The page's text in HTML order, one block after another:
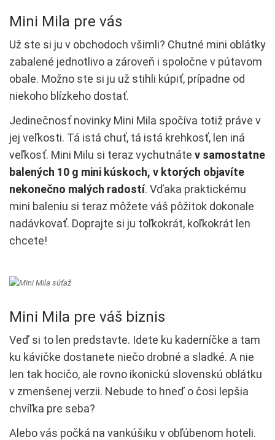
Mini Mila pre vás
Už ste si ju v obchodoch všimli? Chutné mini oblátky
zabalené jednotlivo a zároveň i spoločne v pútavom
obale. Možno ste si ju už stihli kúpiť, prípadne od
niekoho blízkeho dostať.
Jedinečnosť novinky Mini Mila spočíva totiž práve v
jej veľkosti. Tá istá chuť, tá istá krehkosť, len iná
veľkosť. Mini Milu si teraz vychutnáte v samostatne
balených 10 g mini kúskoch, v ktorých objavíte
nekonečno malých radostí. Vďaka praktickému
mini baleniu si teraz môžete váš pôžitok dokonale
nadávkovať. Doprajte si ju toľkokrát, koľkokrát len
chcete!
Mini Mila pre váš biznis
Veď si to len predstavte. Idete ku kaderníčke a tam
ku kávičke dostanete niečo drobné a sladké. A nie
len tak hocičo, ale rovno ikonickú slovenskú oblátku
v zmenšenej verzii. Nebude to hneď o čosi lepšia
chvíľka pre seba?
Alebo vás počká na vankúšiku v obľúbenom hoteli.